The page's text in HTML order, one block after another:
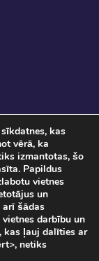
pasākumā, Jūs
kas
vērā, ka
izmantotas, šo
Papildus
vietnes
un
šādas
darbību un
kas ļauj dalīties ar
netiks